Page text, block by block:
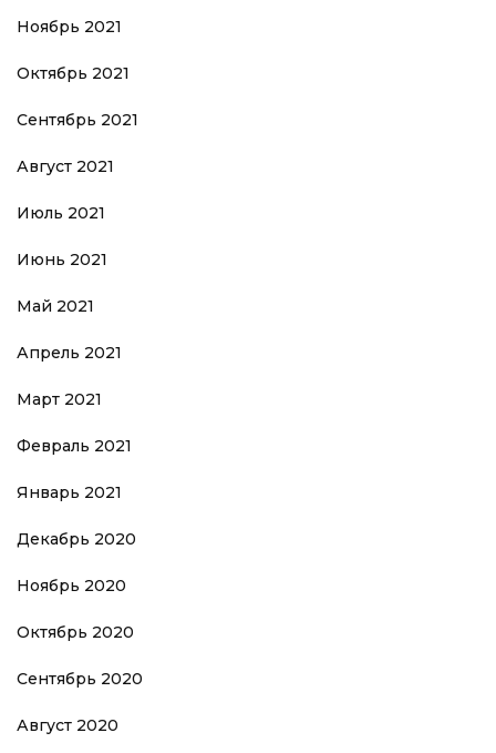
Ноябрь 2021
Октябрь 2021
Сентябрь 2021
Август 2021
Июль 2021
Июнь 2021
Май 2021
Апрель 2021
Март 2021
Февраль 2021
Январь 2021
Декабрь 2020
Ноябрь 2020
Октябрь 2020
Сентябрь 2020
Август 2020